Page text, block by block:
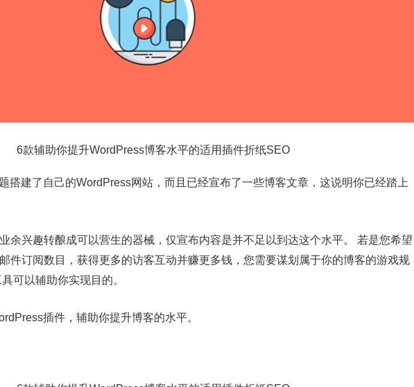
搭建了自己的WordPress网站，而且已经宣布了一些博客文章，这说明你已经踏上
余兴趣转酿成可以营生的器械，仅宣布内容是并不足以到达这个水平。 若是您希望
件订阅数目，获得更多的访客互动并赚更多钱，您需要谋划属于你的博客的游戏规
可以辅助你实现目的。
插件，辅助你提升博客的水平。